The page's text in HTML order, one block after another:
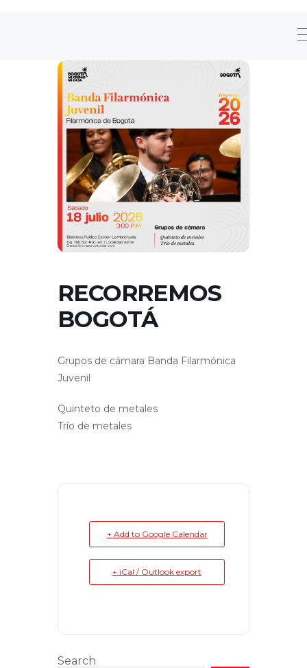
RECORREMOS
BOGOTÁ
Grupos de cámara Banda Filarmónica
Juvenil
Quinteto de metales
Trío de metales
+ Add to Google Calendar
+ iCal / Outlook export
Search